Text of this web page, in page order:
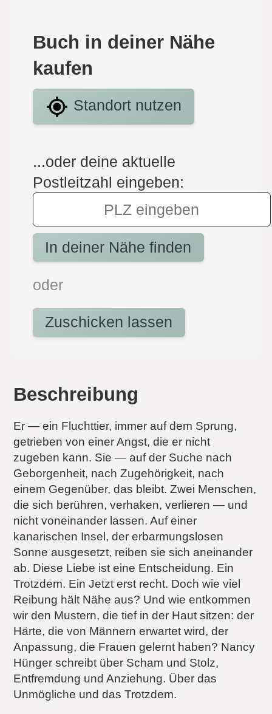
Buch in deiner Nähe
kaufen
Standort nutzen
...oder deine aktuelle
Postleitzahl eingeben:
In deiner Nähe finden
oder
Zuschicken lassen
Beschreibung
Er — ein Fluchttier, immer auf dem Sprung,
getrieben von einer Angst, die er nicht
zugeben kann. Sie — auf der Suche nach
Geborgenheit, nach Zugehörigkeit, nach
einem Gegenüber, das bleibt. Zwei Menschen,
die sich berühren, verhaken, verlieren — und
nicht voneinander lassen. Auf einer
kanarischen Insel, der erbarmungslosen
Sonne ausgesetzt, reiben sie sich aneinander
ab. Diese Liebe ist eine Entscheidung. Ein
Trotzdem. Ein Jetzt erst recht. Doch wie viel
Reibung hält Nähe aus? Und wie entkommen
wir den Mustern, die tief in der Haut sitzen: der
Härte, die von Männern erwartet wird, der
Anpassung, die Frauen gelernt haben? Nancy
Hünger schreibt über Scham und Stolz,
Entfremdung und Anziehung. Über das
Unmögliche und das Trotzdem.